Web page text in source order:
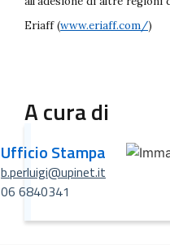
Eriaff (www.eriaff.com/)
A cura di
Ufficio Stampa
b.perluigi@upinet.it
06 6840341